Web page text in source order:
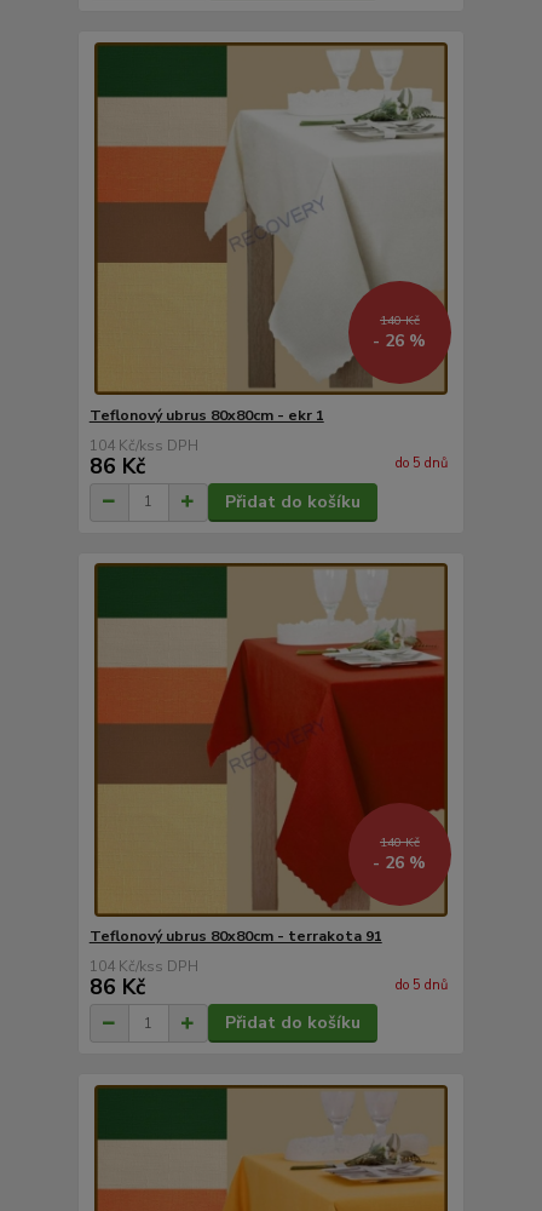
140 Kč
- 26 %
Teflonový ubrus 80x80cm - ekr 1
104 Kč/ks
86 Kč do 5 dnů
Přidat do košíku
140 Kč
- 26 %
Teflonový ubrus 80x80cm - terrakota 91
104 Kč/ks
86 Kč do 5 dnů
Přidat do košíku